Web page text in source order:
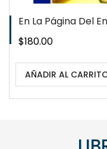
En La Página Del
Precio
$180.00
AÑADIR AL